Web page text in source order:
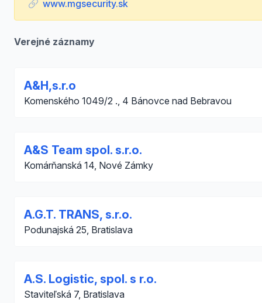
www.mgsecurity.sk
Verejné záznamy
A&H,s.r.o
Komenského 1049/2 ., 4 Bánovce nad Bebravou
A&S Team spol. s.r.o.
Komárňanská 14, Nové Zámky
A.G.T. TRANS, s.r.o.
Podunajská 25, Bratislava
A.S. Logistic, spol. s r.o.
Staviteľská 7, Bratislava